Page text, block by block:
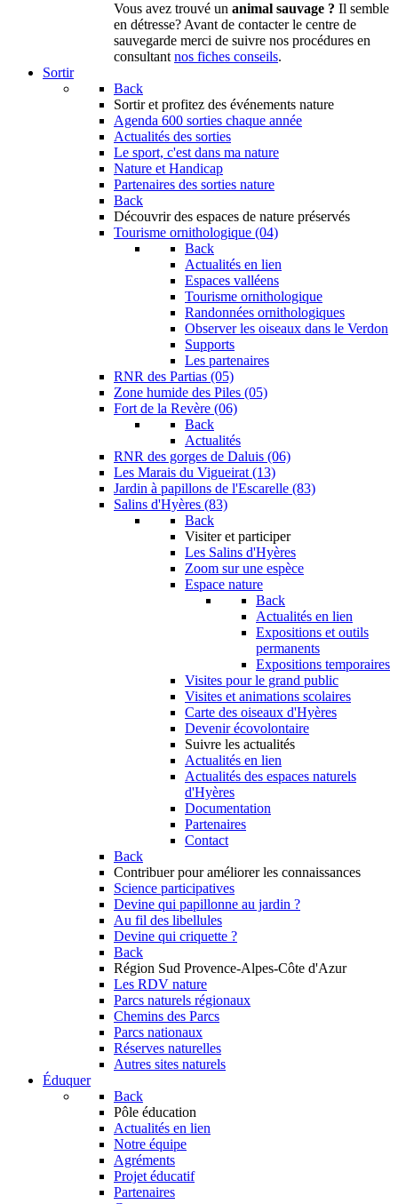
Vous avez trouvé un animal sauvage ? Il semble
en détresse? Avant de contacter le centre de
sauvegarde merci de suivre nos procédures en
consultant nos fiches conseils.
Sortir
Back
Sortir et profitez des événements nature
Agenda 600 sorties chaque année
Actualités des sorties
Le sport, c'est dans ma nature
Nature et Handicap
Partenaires des sorties nature
Back
Découvrir des espaces de nature préservés
Tourisme ornithologique (04)
Back
Actualités en lien
Espaces valléens
Tourisme ornithologique
Randonnées ornithologiques
Observer les oiseaux dans le Verdon
Supports
Les partenaires
RNR des Partias (05)
Zone humide des Piles (05)
Fort de la Revère (06)
Back
Actualités
RNR des gorges de Daluis (06)
Les Marais du Vigueirat (13)
Jardin à papillons de l'Escarelle (83)
Salins d'Hyères (83)
Back
Visiter et participer
Les Salins d'Hyères
Zoom sur une espèce
Espace nature
Back
Actualités en lien
Expositions et outils
permanents
Expositions temporaires
Visites pour le grand public
Visites et animations scolaires
Carte des oiseaux d'Hyères
Devenir écovolontaire
Suivre les actualités
Actualités en lien
Actualités des espaces naturels
d'Hyères
Documentation
Partenaires
Contact
Back
Contribuer pour améliorer les connaissances
Science participatives
Devine qui papillonne au jardin ?
Au fil des libellules
Devine qui criquette ?
Back
Région Sud Provence-Alpes-Côte d'Azur
Les RDV nature
Parcs naturels régionaux
Chemins des Parcs
Parcs nationaux
Réserves naturelles
Autres sites naturels
Éduquer
Back
Pôle éducation
Actualités en lien
Notre équipe
Agréments
Projet éducatif
Partenaires